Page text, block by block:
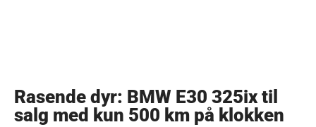
Rasende dyr: BMW E30 325ix til
salg med kun 500 km på klokken